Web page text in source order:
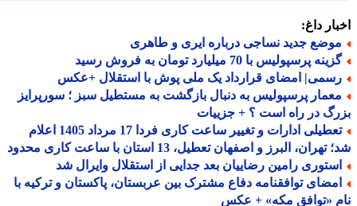
داغ:
جدید نساجی درباره ایری و طاهری
پرسپولیس با 70 میلیارد تومان به فروش رسید
امضای قرارداد یک ملی پوش با استقلال +عکس
پرسپولیس به دنبال بازگشت به مستطیل سبز ؛ سورپرایز
در راه است ؟ + جزییات
تعطیلی ادارات و تغییر ساعت کاری فردا 17 مرداد 1405 اعلام
البرز و اصفهان تعطیل، 13 استان با ساعت کاری محدود
رامین رضاییان بعد جدایی از استقلال وایرال شد
توافقنامه دفاع مشترک بین عربستان، پاکستان و ترکیه با
«توافق مکه» + عکس